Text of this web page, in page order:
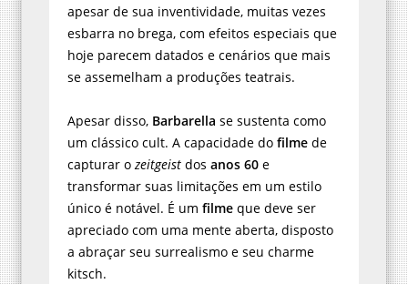
apesar de sua inventividade, muitas vezes
esbarra no brega, com efeitos especiais que
hoje parecem datados e cenários que mais
se assemelham a produções teatrais.
Apesar disso, Barbarella se sustenta como
um clássico cult. A capacidade do filme de
capturar ozeitgeist dos anos 60 e
transformar suas limitações em um estilo
único é notável. É um filme que deve ser
apreciado com uma mente aberta, disposto
a abraçar seu surrealismo e seu charme
kitsch.